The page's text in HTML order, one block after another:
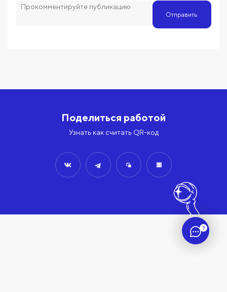
?
Отправить
Поделиться работой
Узнать как считать QR-код